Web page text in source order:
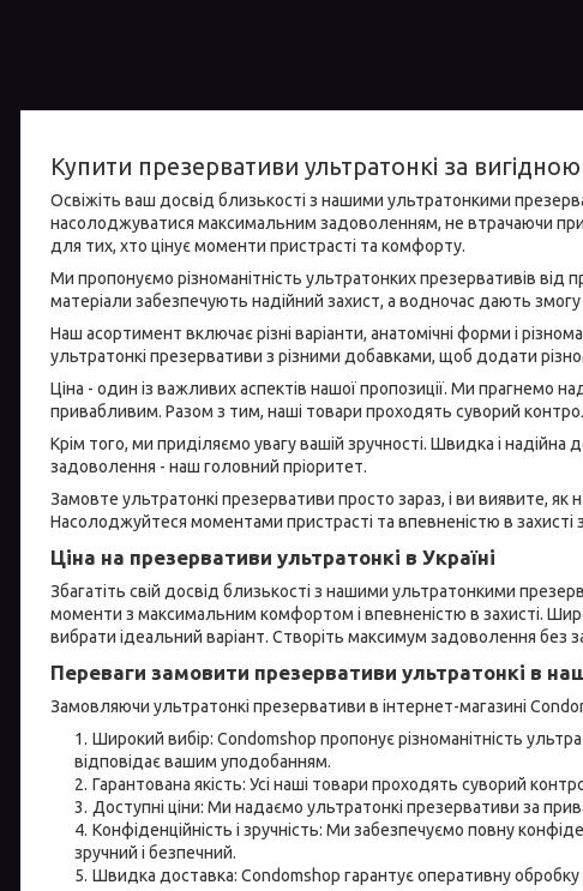
Купити презервативи ультратонкі за
Освіжіть ваш досвід близькості з нашими ультратонкими
насолоджуватися максимальним задоволенням, не втрачаючи
для тих, хто цінує моменти пристрасті та комфорту.
Ми пропонуємо різноманітність ультратонких презервативів від
матеріали забезпечують надійний захист, а водночас дають
Наш асортимент включає різні варіанти, анатомічні форми і
ультратонкі презервативи з різними добавками, щоб додати
Ціна - один із важливих аспектів нашої пропозиції. Ми прагнемо
привабливим. Разом з тим, наші товари проходять суворий
Крім того, ми приділяємо увагу вашій зручності. Швидка і
задоволення - наш головний пріоритет.
Замовте ультратонкі презервативи просто зараз, і ви виявите,
Насолоджуйтеся моментами пристрасті та впевненістю в
Ціна на презервативи ультратонкі в Україні
Збагатіть свій досвід близькості з нашими ультратонкими
моменти з максимальним комфортом і впевненістю в захисті.
вибрати ідеальний варіант. Створіть максимум задоволення без
Переваги замовити презервативи ультратонкі в
Замовляючи ультратонкі презервативи в інтернет-магазині
Широкий вибір: Condomshop пропонує різноманітність
відповідає вашим уподобанням.
Гарантована якість: Усі наші товари проходять суворий
Доступні ціни: Ми надаємо ультратонкі презервативи за
Конфіденційність і зручність: Ми забезпечуємо повну
зручний і безпечний.
Швидка доставка: Condomshop гарантує оперативну